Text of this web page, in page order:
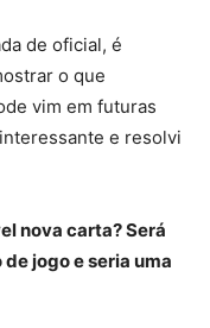
de oficial, é
o que
vim em futuras
e resolvi
nova carta? Será
jogo e seria uma